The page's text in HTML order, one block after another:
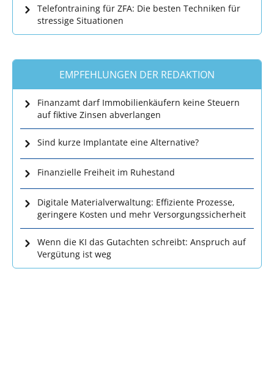
Telefontraining für ZFA: Die besten Techniken für
stressige Situationen
EMPFEHLUNGEN DER REDAKTION
Finanzamt darf Immobilienkäufern keine Steuern
auf fiktive Zinsen abverlangen
Sind kurze Implantate eine Alternative?
Finanzielle Freiheit im Ruhestand
Digitale Materialverwaltung: Effiziente Prozesse,
geringere Kosten und mehr Versorgungssicherheit
Wenn die KI das Gutachten schreibt: Anspruch auf
Vergütung ist weg